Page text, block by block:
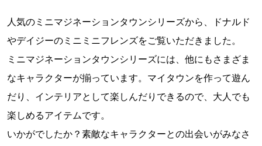
人気のミニマジネーションタウンシリーズから、ドナルド
やデイジーのミニミニフレンズをご覧いただきました。
ミニマジネーションタウンシリーズには、他にもさまざま
なキャラクターが揃っています。マイタウンを作って遊ん
だり、インテリアとして楽しんだりできるので、大人でも
楽しめるアイテムです。
いかがでしたか？素敵なキャラクターとの出会いがみなさ